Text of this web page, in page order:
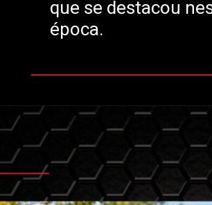
que se destacou
época.